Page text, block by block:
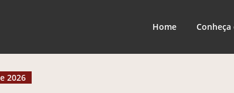
Home Conheça
2026